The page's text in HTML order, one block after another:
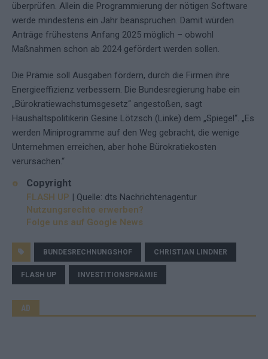
überprüfen. Allein die Programmierung der nötigen Software
werde mindestens ein Jahr beanspruchen. Damit würden
Anträge frühestens Anfang 2025 möglich – obwohl
Maßnahmen schon ab 2024 gefördert werden sollen.
Die Prämie soll Ausgaben fördern, durch die Firmen ihre
Energieeffizienz verbessern. Die Bundesregierung habe ein
„Bürokratiewachstumsgesetz“ angestoßen, sagt
Haushaltspolitikerin Gesine Lötzsch (Linke) dem „Spiegel“. „Es
werden Miniprogramme auf den Weg gebracht, die wenige
Unternehmen erreichen, aber hohe Bürokratiekosten
verursachen.“
Copyright
FLASH UP | Quelle: dts Nachrichtenagentur
Nutzungsrechte erwerben?
Folge uns auf Google News
BUNDESRECHNUNGSHOF CHRISTIAN LINDNER
FLASH UP INVESTITIONSPRÄMIE
AD